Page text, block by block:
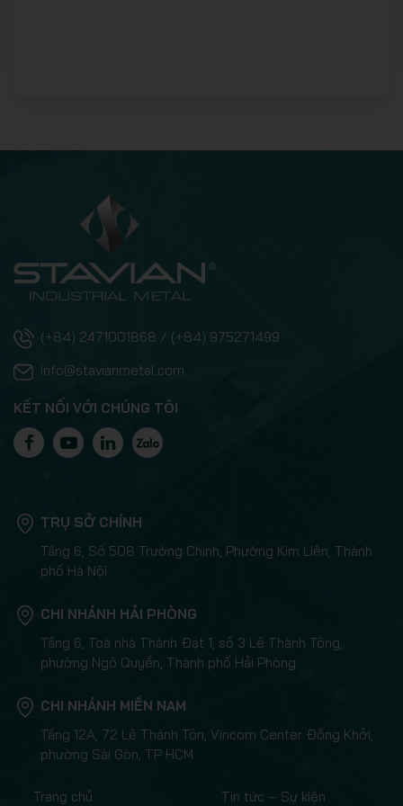
(+84) 2471001868 / (+84) 975271499
info@stavianmetal.com
KẾT NỐI VỚI CHÚNG TÔI
TRỤ SỞ CHÍNH
Tầng 6, Số 508 Trường Chinh, Phường Kim Liên, Thành
phố Hà Nội
CHI NHÁNH HẢI PHÒNG
Tầng 6, Toà nhà Thành Đạt 1, số 3 Lê Thành Tông,
phường Ngô Quyền, Thành phố Hải Phòng
CHI NHÁNH MIỀN NAM
Tầng 12A, 72 Lê Thánh Tôn, Vincom Center Đồng Khởi,
phường Sài Gòn, TP HCM
Trang chủ Tin tức – Sự kiện